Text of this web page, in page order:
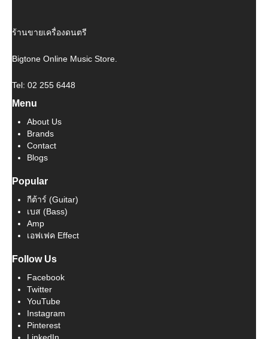
ร้านขายเครื่องดนตรี
Bigtone Online Music Store.
Tel: 02 255 6448
Menu
About Us
Brands
Contact
Blogs
Popular
กีต้าร์ (Guitar)
เบส (Bass)
Amp
เอฟเฟค Effect
Follow Us
Facebook
Twitter
YouTube
Instagram
Pinterest